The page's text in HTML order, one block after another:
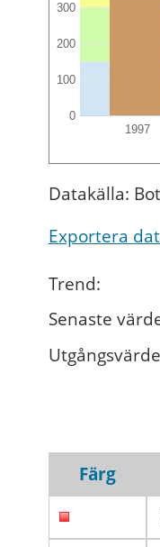
1997
0
100
200
300
Datakälla:
Exportera
Trend:
Senaste
Färg